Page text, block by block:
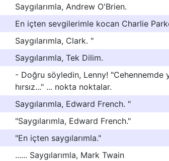
Saygılarımla, Andrew O'Brien.
En içten sevgilerimle kocan Charlie
Saygılarımla, Clark. "
Saygılarımla, Tek Dilim.
- Doğru söyledin, Lenny! "Cehennemde
hırsız..." ... nokta noktalar.
Saygılarımla, Edward French. "
"Saygılarımla, Edward French."
"En içten saygılarımla."
...... Saygılarımla, Mark Twain